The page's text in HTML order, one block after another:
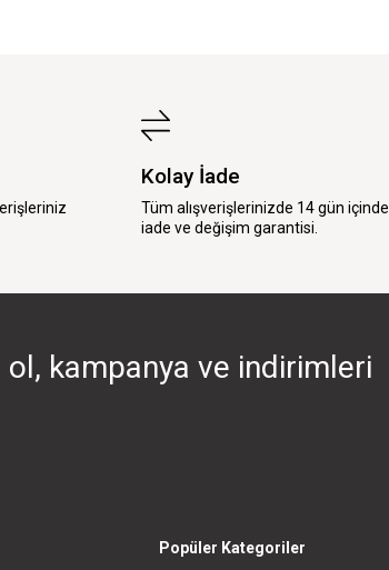
Kolay İade
Tüm alışverişlerinizde 14 gün içinde
iade ve değişim garantisi.
ol, kampanya ve indirimleri
Popüler Kategoriler